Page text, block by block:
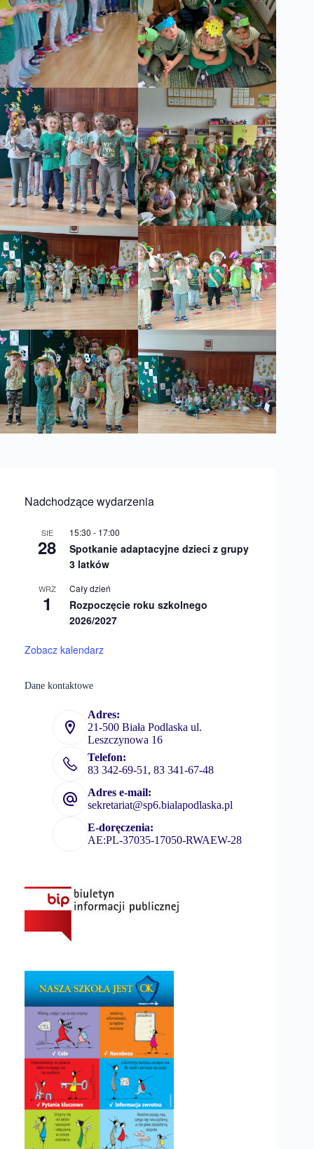
Nadchodzące wydarzenia
SIE
28
15:30 - 17:00
Spotkanie adaptacyjne dzieci z grupy
3 latków
WRZ
1
Cały dzień
Rozpoczęcie roku szkolnego
2026/2027
Zobacz kalendarz
Dane kontaktowe
Adres:
21-500 Biała Podlaska ul.
Leszczynowa 16
Telefon:
83 342-69-51, 83 341-67-48
Adres e-mail:
sekretariat@sp6.bialapodlaska.pl
E-doręczenia:
AE:PL-37035-17050-RWAEW-28